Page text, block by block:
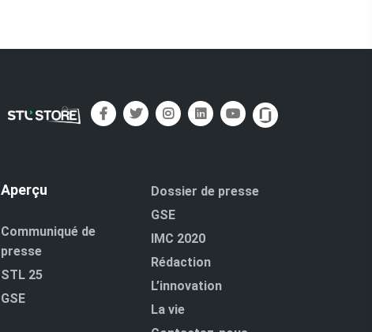
Aperçu
Communiqué de
presse
STL 25
GSE
Dossier de presse
GSE
IMC 2020
Rédaction
L’innovation
La vie